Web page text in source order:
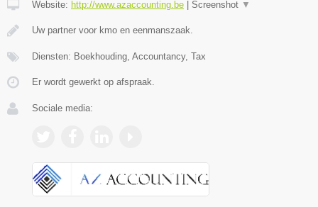
Website: http://www.azaccounting.be | Screenshot ▼
Uw partner voor kmo en eenmanszaak.
Diensten: Boekhouding, Accountancy, Tax
Er wordt gewerkt op afspraak.
Sociale media: